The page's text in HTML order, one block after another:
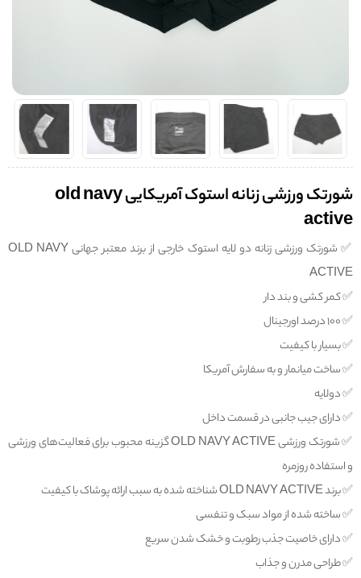
شورتک ورزشی زنانه استوک آمریکایی old navy
active
✅️ شورتک ورزشی زنانه دو لایه استوک خارجی از برند معتبر جهانی OLD NAVY
ACTIVE
✅️ کمر کشی و بند دار
✅️ 100 درصد اورجینال
✅️ بسیار با کیفیت
✅️ ساخت میانمار و به سفارش آمریکا
✅️ دولایه
✅️ دارای جیب جانبی در قسمت داخل
✅️ شورتک ورزشی OLD NAVY ACTIVE گزینه‌ محبوب برای فعالیت‌های ورزشی
و استفاده روزمره
✅️ برند OLD NAVY ACTIVE شناخته شده به سبب ارائه پوشاک با کیفیت
✅️ ساخته شده از مواد سبک و تنفسی
✅️ دارای خاصیت جذب رطوبت و خشک شدن سریع
✅️ طراحی مدرن و جذاب